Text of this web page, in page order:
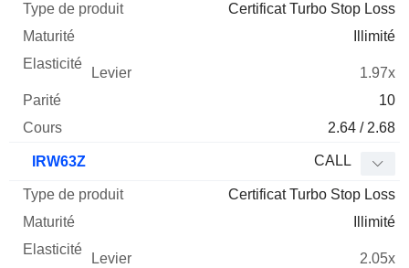
Certificat Turbo Stop Loss
Illimité
1.97x
10
2.64 / 2.68
IRW63Z CALL
Certificat Turbo Stop Loss
Illimité
2.05x